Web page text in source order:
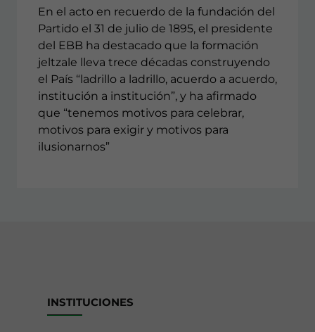
En el acto en recuerdo de la fundación del
Partido el 31 de julio de 1895, el presidente
del EBB ha destacado que la formación
jeltzale lleva trece décadas construyendo
el País “ladrillo a ladrillo, acuerdo a acuerdo,
institución a institución”, y ha afirmado
que “tenemos motivos para celebrar,
motivos para exigir y motivos para
ilusionarnos”
INSTITUCIONES